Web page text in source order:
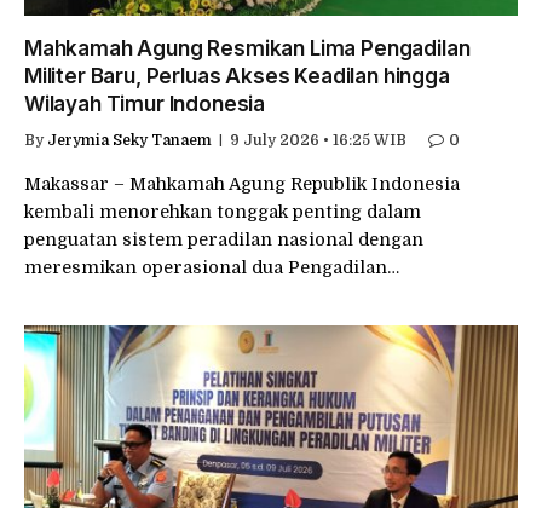
Mahkamah Agung Resmikan Lima Pengadilan
Militer Baru, Perluas Akses Keadilan hingga
Wilayah Timur Indonesia
By Jerymia Seky Tanaem 9 July 2026 • 16:25 WIB 0
Makassar – Mahkamah Agung Republik Indonesia
kembali menorehkan tonggak penting dalam
penguatan sistem peradilan nasional dengan
meresmikan operasional dua Pengadilan…